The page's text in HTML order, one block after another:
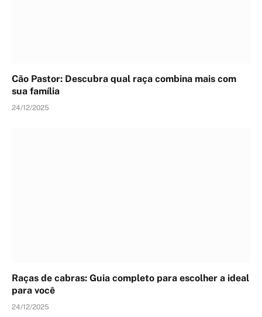
Cão Pastor: Descubra qual raça combina mais com
sua família
24/12/2025
Raças de cabras: Guia completo para escolher a ideal
para você
24/12/2025